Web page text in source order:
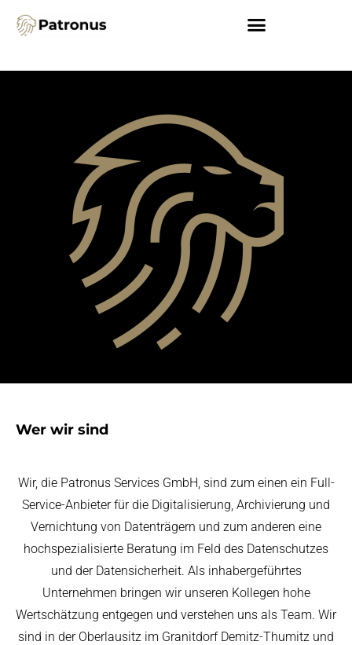
Wer wir sind
Wir, die Patronus Services GmbH, sind zum einen ein Full-
Service-Anbieter für die Digitalisierung, Archivierung und
Vernichtung von Datenträgern und zum anderen eine
hochspezialisierte Beratung im Feld des Datenschutzes
und der Datensicherheit. Als inhabergeführtes
Unternehmen bringen wir unseren Kollegen hohe
Wertschätzung entgegen und verstehen uns als Team. Wir
sind in der Oberlausitz im Granitdorf Demitz-Thumitz und